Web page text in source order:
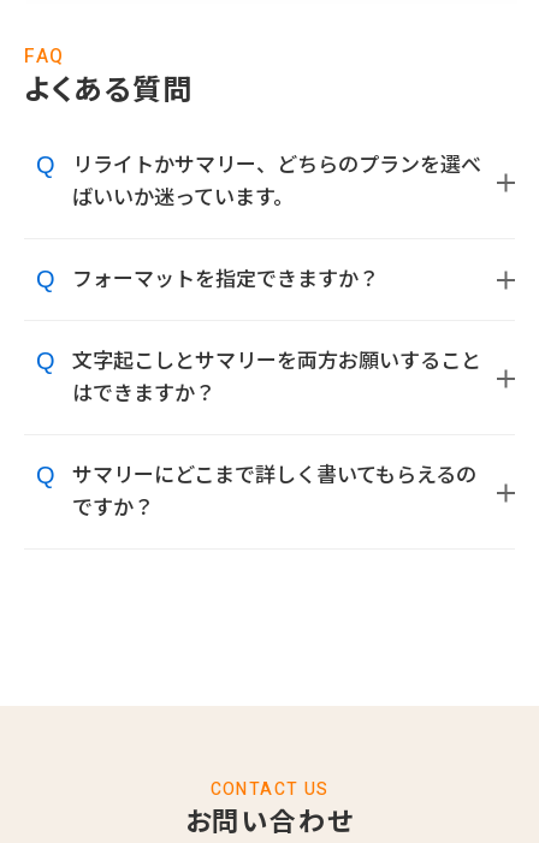
FAQ
よくある質問
リライトかサマリー、どちらのプランを選べ
ばいいか迷っています。
フォーマットを指定できますか？
文字起こしとサマリーを両方お願いすること
はできますか？
サマリーにどこまで詳しく書いてもらえるの
ですか？
CONTACT US
お問い合わせ